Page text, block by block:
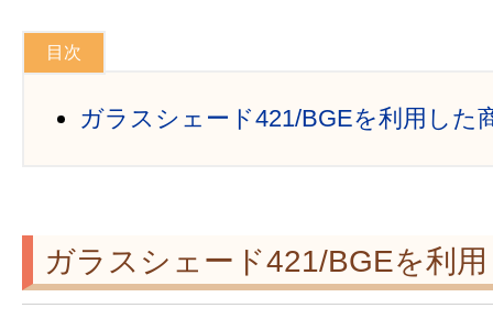
ガラスシェード421/BGEを利用した
ガラスシェード421/BGEを利